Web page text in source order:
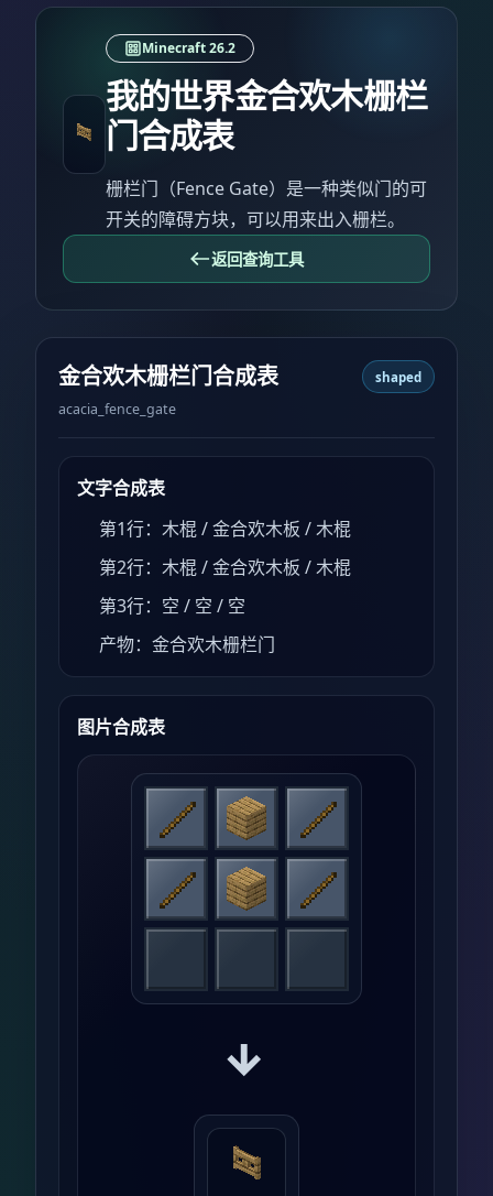
Minecraft 26.2
我的世界金合欢木栅栏
门合成表
栅栏门（Fence Gate）是一种类似门的可
开关的障碍方块，可以用来出入栅栏。
返回查询工具
金合欢木栅栏门合成表
acacia_fence_gate
shaped
文字合成表
第1行：木棍 / 金合欢木板 / 木棍
第2行：木棍 / 金合欢木板 / 木棍
第3行：空 / 空 / 空
产物：金合欢木栅栏门
图片合成表
→